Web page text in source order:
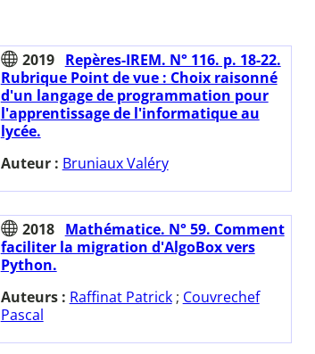
2019
Repères-IREM. N° 116. p. 18-22.
Rubrique Point de vue : Choix raisonné
d'un langage de programmation pour
l'apprentissage de l'informatique au
lycée.
Auteur : Bruniaux Valéry
2018
Mathématice. N° 59. Comment
faciliter la migration d'AlgoBox vers
Python.
Auteurs : Raffinat Patrick; Couvrechef
Pascal